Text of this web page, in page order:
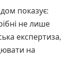
показує:
не лише
експертиза,
на